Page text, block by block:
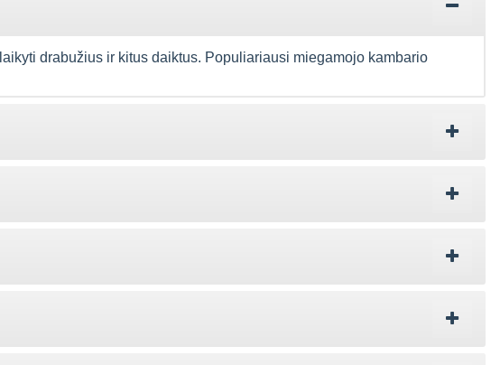
drabužius ir kitus daiktus. Populiariausi miegamojo kambario